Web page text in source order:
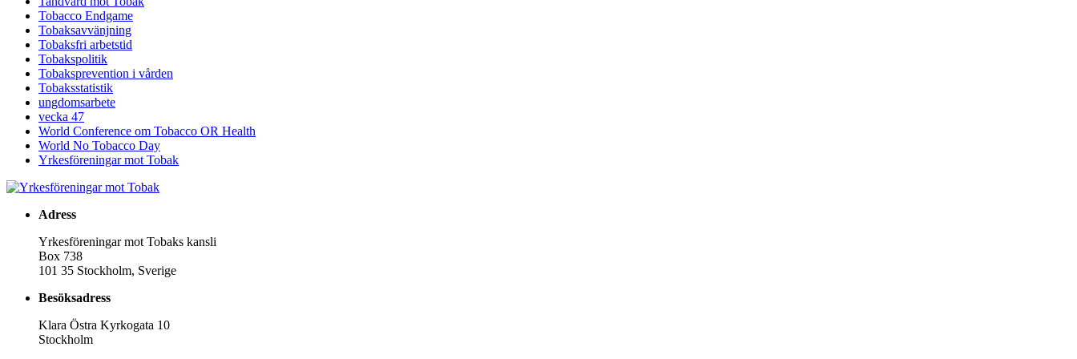
Tobacco Endgame
Tobaksavvänjning
Tobaksfri arbetstid
Tobakspolitik
Tobaksprevention i vården
Tobaksstatistik
ungdomsarbete
vecka 47
World Conference om Tobacco OR Health
World No Tobacco Day
Yrkesföreningar mot Tobak
Adress
Yrkesföreningar mot Tobaks kansli
Box 738
101 35 Stockholm, Sverige
Besöksadress
Klara Östra Kyrkogata 10
Stockholm